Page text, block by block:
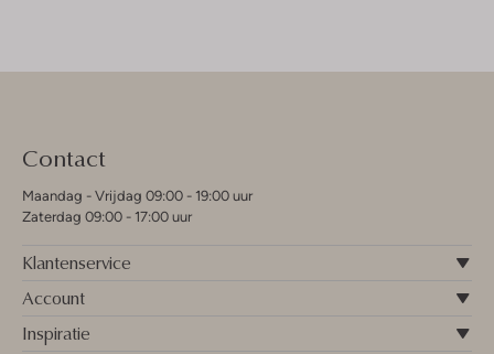
Contact
Maandag - Vrijdag 09:00 - 19:00 uur
Zaterdag 09:00 - 17:00 uur
Klantenservice
Account
Inspiratie